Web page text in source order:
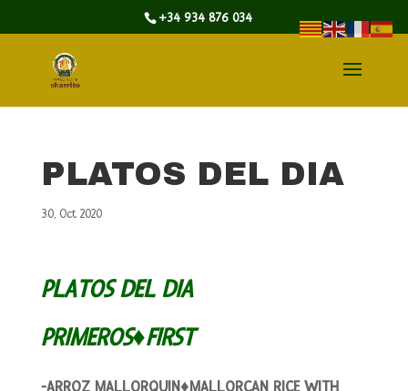
+34 934 876 034
PLATOS DEL DIA
30, Oct 2020
PLATOS DEL DIA
PRIMEROS♦FIRST
-ARROZ MALLORQUIN♦MALLORCAN RICE WITH